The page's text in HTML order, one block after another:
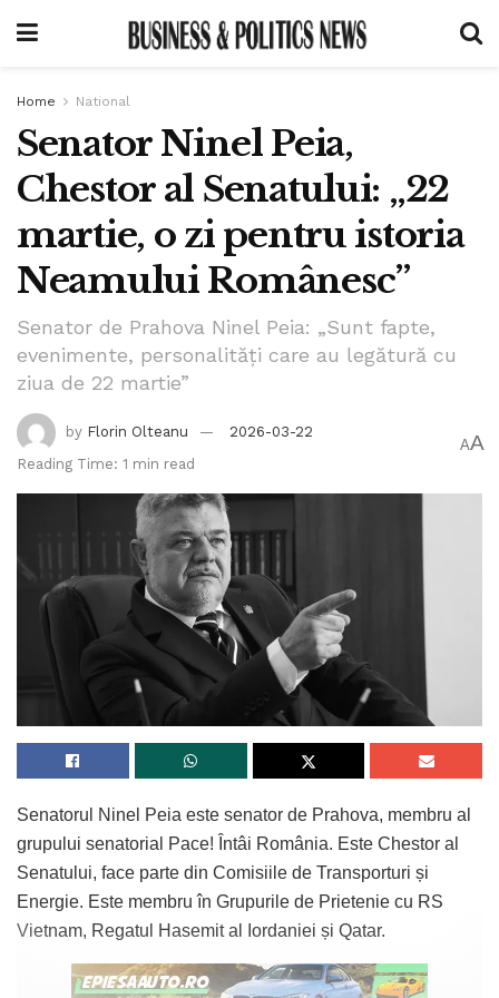
Home National
Senator Ninel Peia,
Chestor al Senatului: „22
martie, o zi pentru istoria
Neamului Românesc”
Senator de Prahova Ninel Peia: „Sunt fapte,
evenimente, personalități care au legătură cu
ziua de 22 martie”
by Florin Olteanu
2026-03-22
Reading Time: 1 min read
AA
Senatorul Ninel Peia este senator de Prahova, membru al
grupului senatorial Pace! Întâi România. Este Chestor al
Senatului, face parte din Comisiile de Transporturi și
Energie. Este membru în Grupurile de Prietenie cu RS
Vietnam, Regatul Hasemit al Iordaniei și Qatar.